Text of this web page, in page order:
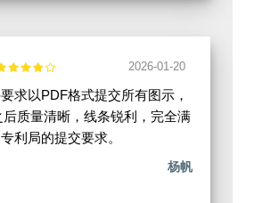
2026-01-20
求以PDF格式提交所有图示，
质量清晰，线条锐利，完全满
利局的提交要求。
杨帆